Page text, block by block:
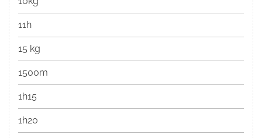
11h
15 kg
1500m
1h15
1h20